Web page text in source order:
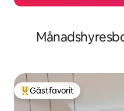
Populär gästfavorit
Gästfavorit